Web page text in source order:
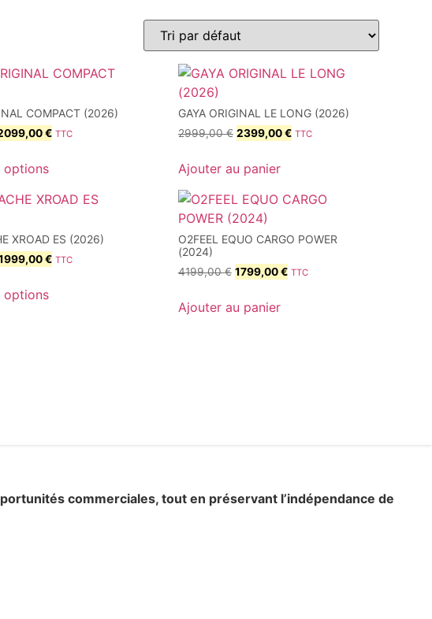
COMPACT (2026)
€ TTC
options
GAYA ORIGINAL LE LONG (2026)
2999,00€ 2399,00€ TTC
Ajouter au panier
XROAD ES (2026)
€ TTC
options
O2FEEL EQUO CARGO POWER
(2024)
4199,00€ 1799,00€ TTC
Ajouter au panier
commerciales, tout en préservant l’indépendance de